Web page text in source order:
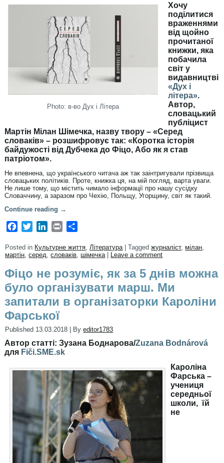
Photo: в-во Дух і Літера
Хочу
поділитися
враженнями
від щойно
прочитаної
книжки, яка
побачила
світ у
видавництві
«Дух і
літера».
Автор,
словацький
публіцист
Мартін Мілан Шімечка, назву твору – «Серед
словаків» – розшифровує так: «Коротка історія
байдужості від Дубчека до Фіцо, Або як я став
патріотом».
Не впевнена, що українського читача аж так заінтригували прізвища
словацьких політиків. Проте, книжка ця, на мій погляд, варта уваги.
Не лише тому, що містить чимало інформації про нашу сусідку
Словаччину, а заразом про Чехію, Польщу, Угорщину, світ як такий.
Continue reading →
Facebook
TwitterLinkedIn
Print
Posted in Культурне життя Література |Tagged журналіст, мілан
мартін ,серед ,словаків шімечка Leave a comment
Фіцо не розуміє, як за 5 днів можна
було організувати марш. Ми
запитали в організаторки Кароліни
Фарської
Published 13.03.2018 By editor1783
Автор статті: Зузана Боднарова/Zuzana Bodnárová
для Fiči.SME.sk
Кароліна
Фарська –
учениця
середньої
школи, їй
не